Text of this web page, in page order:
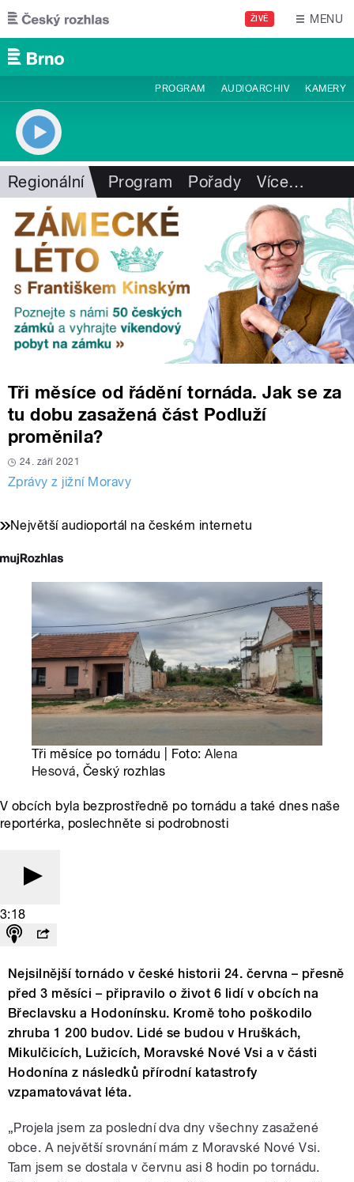
Přejít k hlavnímu obsahu
ŽIVĚ MENU
PROGRAM AUDIOARCHIV KAMERY
Regionální Program Pořady Více…
Tři měsíce od řádění tornáda. Jak se za
tu dobu zasažená část Podluží
proměnila?
24. září 2021
Zprávy z jižní Moravy
Největší audioportál na českém internetu
Tři měsíce po tornádu | Foto:Alena
Hesová, Český rozhlas
V obcích byla bezprostředně po tornádu a také dnes naše
reportérka, poslechněte si podrobnosti
3:18
Nejsilnější tornádo v české historii 24. června – přesně
před 3 měsíci – připravilo o život 6 lidí v obcích na
Břeclavsku a Hodonínsku. Kromě toho poškodilo
zhruba 1 200 budov. Lidé se budou v Hruškách,
Mikulčicích, Lužicích, Moravské Nové Vsi a v části
Hodonína z následků přírodní katastrofy
vzpamatovávat léta.
„Projela jsem za poslední dva dny všechny zasažené
obce. A největší srovnání mám z Moravské Nové Vsi.
Tam jsem se dostala v červnu asi 8 hodin po tornádu.